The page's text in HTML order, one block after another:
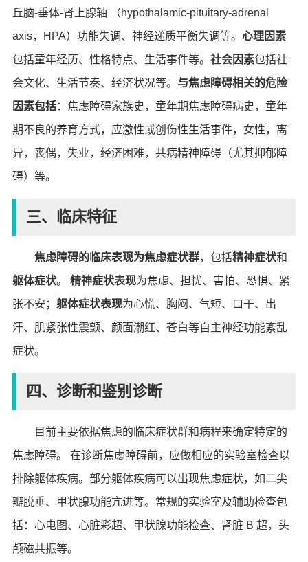
丘脑-垂体-肾上腺轴 （hypothalamic-pituitary-adrenal
axis，HPA）功能失调、神经递质平衡失调等。 心理因素
包括童年经历、性格特点、生活事件等。 社会因素包括社
会文化、生活节奏、经济状况等。 与焦虑障碍相关的危险
因素包括：焦虑障碍家族史，童年期焦虑障碍病史，童年
期不良的养育方式，应激性或创伤性生活事件，女性，离
异，丧偶，失业，经济困难，共病精神障碍（尤其抑郁障
碍）等。
三、临床特征
焦虑障碍的临床表现为焦虑症状群，包括精神症状和
躯体症状。 精神症状表现为焦虑、担忧、害怕、恐惧、紧
张不安； 躯体症状表现为心慌、胸闷、气短、口干、出
汗、肌紧张性震颤、颜面潮红、苍白等自主神经功能紊乱
症状。
四、诊断和鉴别诊断
目前主要依据焦虑的临床症状群和病程来确定特定的
焦虑障碍。 在诊断焦虑障碍前，应做相应的实验室检查以
排除躯体疾病。部分躯体疾病可以出现焦虑症状，如二尖
瓣脱垂、甲状腺功能亢进等。常规的实验室及辅助检查包
括：心电图、心脏彩超、甲状腺功能检查、肾脏 B 超，头
颅磁共振等。